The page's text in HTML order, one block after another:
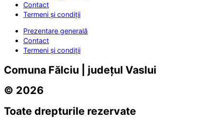
Contact
Termeni și condiții
Prezentare generală
Contact
Termeni și condiții
Comuna Fălciu | județul Vaslui
© 2026
Toate drepturile rezervate